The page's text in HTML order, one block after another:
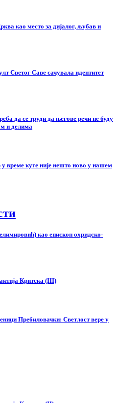
као место за дијалог, љубав и
Светог Саве сачувала идентитет
да се труди да његове речи не буду
и делима
време куге није нешто ново у нашем
као епископ охридско-
Критска (III)
Пребиловачки: Светлост вере у